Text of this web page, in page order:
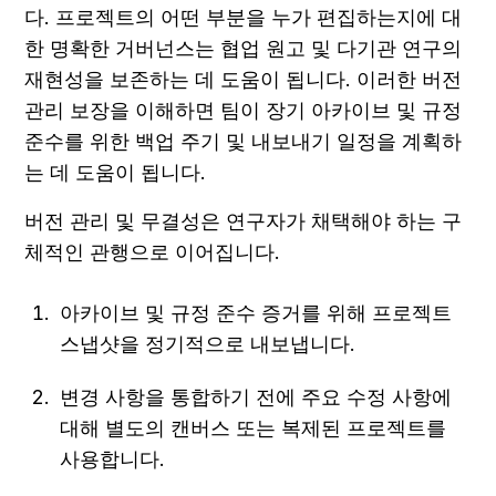
다. 프로젝트의 어떤 부분을 누가 편집하는지에 대
한 명확한 거버넌스는 협업 원고 및 다기관 연구의
재현성을 보존하는 데 도움이 됩니다. 이러한 버전
관리 보장을 이해하면 팀이 장기 아카이브 및 규정
준수를 위한 백업 주기 및 내보내기 일정을 계획하
는 데 도움이 됩니다.
버전 관리 및 무결성은 연구자가 채택해야 하는 구
체적인 관행으로 이어집니다.
아카이브 및 규정 준수 증거를 위해 프로젝트
스냅샷을 정기적으로 내보냅니다.
변경 사항을 통합하기 전에 주요 수정 사항에
대해 별도의 캔버스 또는 복제된 프로젝트를
사용합니다.